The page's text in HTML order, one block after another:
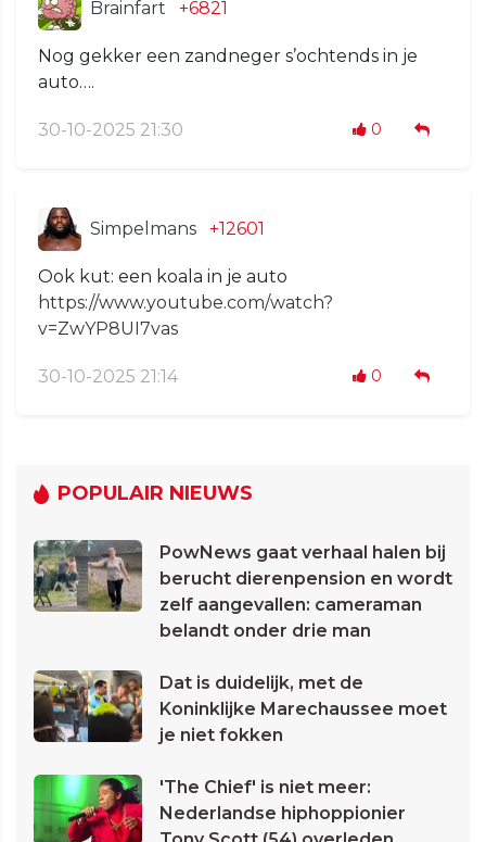
Brainfart +6821
Nog gekker een zandneger s’ochtends in je
auto….
30-10-2025 21:30 0
Simpelmans +12601
Ook kut: een koala in je auto
https://www.youtube.com/watch?
v=ZwYP8UI7vas
30-10-2025 21:14 0
POPULAIR NIEUWS
PowNews gaat verhaal halen bij
berucht dierenpension en wordt
zelf aangevallen: cameraman
belandt onder drie man
Dat is duidelijk, met de
Koninklijke Marechaussee moet
je niet fokken
'The Chief' is niet meer:
Nederlandse hiphoppionier